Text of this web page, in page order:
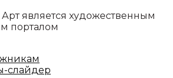
является художественным
порталом
слайдер